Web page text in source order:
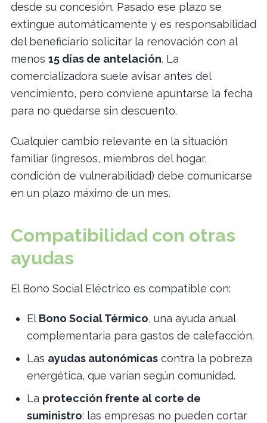
desde su concesión. Pasado ese plazo se
extingue automáticamente y es responsabilidad
del beneficiario solicitar la renovación con al
menos 15 días de antelación. La
comercializadora suele avisar antes del
vencimiento, pero conviene apuntarse la fecha
para no quedarse sin descuento.
Cualquier cambio relevante en la situación
familiar (ingresos, miembros del hogar,
condición de vulnerabilidad) debe comunicarse
en un plazo máximo de un mes.
Compatibilidad con otras
ayudas
El Bono Social Eléctrico es compatible con:
ElBono Social Térmico, una ayuda anual
complementaria para gastos de calefacción.
Las ayudas autonómicas contra la pobreza
energética, que varían según comunidad.
La protección frente al corte de
suministro: las empresas no pueden cortar